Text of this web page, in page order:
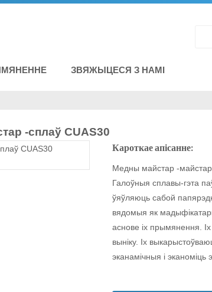
ЗВЯЖЫЦЕСЯ З НАМІ
-сплаў CUAS30
Кароткае апісанне:
Медны майстар -
Галоўныя сплавы-гэта
ўяўляюць сабой
вядомыя як
аснове іх прымянення.
выніку. Іх
эканамічныя і эканоміць